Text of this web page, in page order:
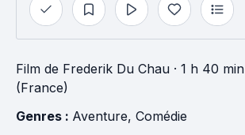
Film de Frederik Du Chau · 1 h 40 min
(France)
Genres : Aventure, Comédie